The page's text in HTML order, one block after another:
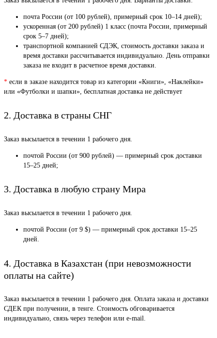
почта России (от 100 рублей), примерный срок 10–14 дней);
ускоренная (от 200 рублей) 1 класс (почта России, примерный
срок 5–7 дней);
транспортной компанией СДЭК, стоимость доставки заказа и
время доставки рассчитывается индивидуально. День отправки
заказа не входит в расчетное время доставки.
* если в заказе находится товар из категории «Книги», «Наклейки»
или «Футболки и шапки», бесплатная доставка не действует
2. Доставка в страны СНГ
Заказ высылается в течении 1 рабочего дня.
почтой России (от 900 рублей) — примерный срок доставки
15–25 дней;
3. Доставка в любую страну Мира
Заказ высылается в течении 1 рабочего дня.
почтой России (от 9 $) — примерный срок доставки 15–25
дней.
4. Доставка в Казахстан (при невозможности
оплаты на сайте)
Заказ высылается в течении 1 рабочего дня. Оплата заказа и доставки
СДЕК при получении, в тенге. Стоимость обговаривается
индивидуально, связь через телефон или e-mail.